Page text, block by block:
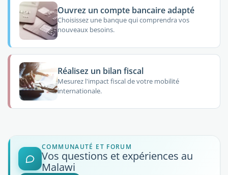
Ouvrez un compte bancaire adapté
Choisissez une banque qui comprendra vos
nouveaux besoins.
Réalisez un bilan fiscal
Mesurez l'impact fiscal de votre mobilité
internationale.
COMMUNAUTÉ ET FORUM
Vos questions et expériences au
Malawi